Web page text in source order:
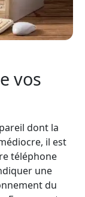
vos
dont la
il est
téléphone
une
du